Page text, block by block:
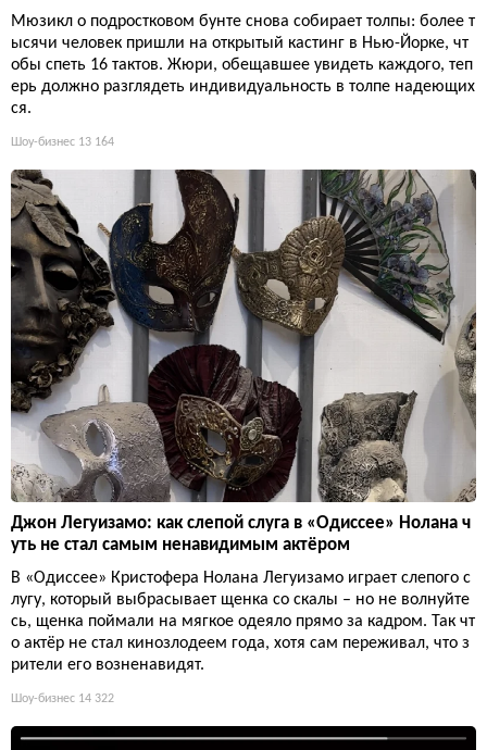
Мюзикл о подростковом бунте снова собирает толпы: более т
ысячи человек пришли на открытый кастинг в Нью-Йорке, чт
обы спеть 16 тактов. Жюри, обещавшее увидеть каждого, теп
ерь должно разглядеть индивидуальность в толпе надеющих
ся.
Шоу-бизнес 13 164
Джон Легуизамо: как слепой слуга в «Одиссее» Нолана ч
уть не стал самым ненавидимым актёром
В «Одиссее» Кристофера Нолана Легуизамо играет слепого с
лугу, который выбрасывает щенка со скалы – но не волнуйте
сь, щенка поймали на мягкое одеяло прямо за кадром. Так чт
о актёр не стал кинозлодеем года, хотя сам переживал, что з
рители его возненавидят.
Шоу-бизнес 14 322